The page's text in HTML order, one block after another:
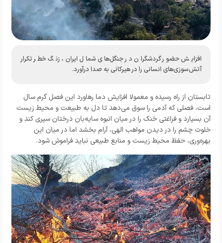
افزایش حضور گردشگران در جنگل‌های شمال ایران، زنگ خطر تکرار
آتش‌سوزی‌های انسانی را در ‌هیرکانی‌ به صدا درآورد.
تابستان از راه رسیده و معمولا افزایش دما رهاورد این فصل گرم سال
است، فصلی که آدمی را سوق می‌دهد تا دل به طبیعت و محیط‌ زیست
آن بسپارد و فراغتی خنک را در میان انبوه سایه‌بان درختان سپری کند و
خلوت چشم را در دیدن مواهب الهی، آرام بخشد اما در میان این
بهره‌وری، حفظ محیط زیست و منابع طبیعی نباید فراموش شود.